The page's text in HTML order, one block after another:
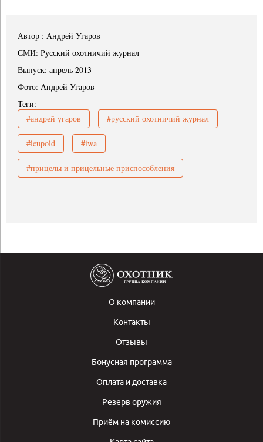
Автор : Андрей Угаров
СМИ: Русский охотничий журнал
Выпуск: апрель 2013
Фото: Андрей Угаров
Теги:
#андрей угаров
#русский охотничий журнал
#leupold #iwa
#прицелы и прицельные приспособления
О компании
Контакты
Отзывы
Бонусная программа
Оплата и доставка
Резерв оружия
Приём на комиссию